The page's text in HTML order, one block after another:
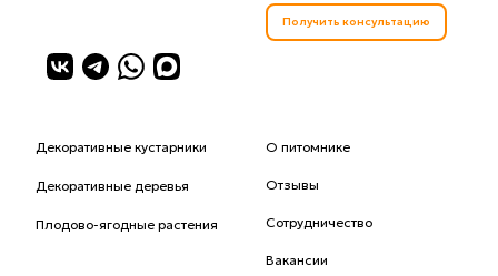
Получить консультацию
Декоративные кустарники
Декоративные деревья
Плодово-ягодные растения
О питомнике
Отзывы
Сотрудничество
Вакансии